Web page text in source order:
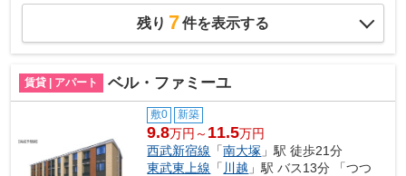
残り 7件を表示する
賃貸 | アパート ベル・ファミーユ
敷0 新築
9.8万円～ 11.5万円
西武新宿線 「南大塚 」駅 徒歩21分
東武東上線 「 川越 」駅 バス13分 「つつ